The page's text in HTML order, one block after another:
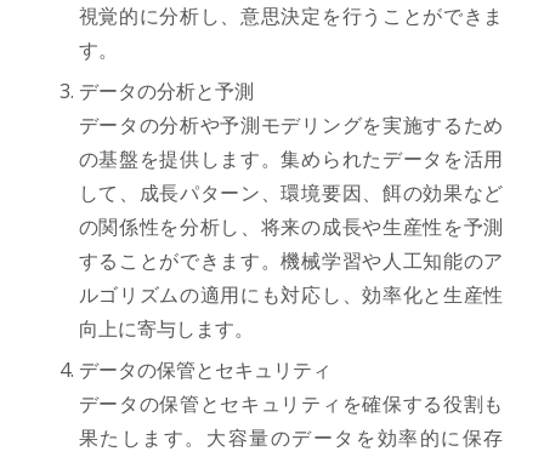
視覚的に分析し、意思決定を行うことができま
す。
データの分析と予測
データの分析や予測モデリングを実施するため
の基盤を提供します。集められたデータを活用
して、成長パターン、環境要因、餌の効果など
の関係性を分析し、将来の成長や生産性を予測
することができます。機械学習や人工知能のア
ルゴリズムの適用にも対応し、効率化と生産性
向上に寄与します。
データの保管とセキュリティ
データの保管とセキュリティを確保する役割も
果たします。大容量のデータを効率的に保存